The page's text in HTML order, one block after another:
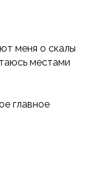
меня о скалы
местами
главное